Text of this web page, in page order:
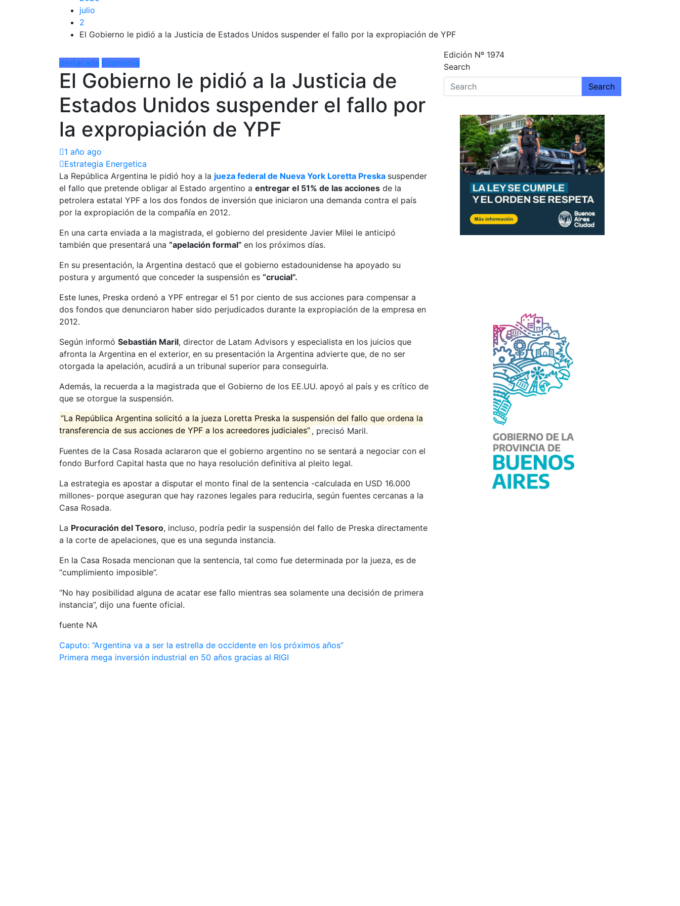
julio
2
El Gobierno le pidió a la Justicia de Estados Unidos suspender el fallo por la expropiación de YPF
destacada Economía
El Gobierno le pidió a la Justicia de
Estados Unidos suspender el fallo por
la expropiación de YPF
1 año ago
Estrategia Energetica
La República Argentina le pidió hoy a la jueza federal de Nueva York Loretta Preska suspender
el fallo que pretende obligar al Estado argentino a entregar el 51% de las acciones de la
petrolera estatal YPF a los dos fondos de inversión que iniciaron una demanda contra el país
por la expropiación de la compañía en 2012.
En una carta enviada a la magistrada, el gobierno del presidente Javier Milei le anticipó
también que presentará una “apelación formal” en los próximos días.
En su presentación, la Argentina destacó que el gobierno estadounidense ha apoyado su
postura y argumentó que conceder la suspensión es “crucial”.
Este lunes, Preska ordenó a YPF entregar el 51 por ciento de sus acciones para compensar a
dos fondos que denunciaron haber sido perjudicados durante la expropiación de la empresa en
2012.
Según informó Sebastián Maril, director de Latam Advisors y especialista en los juicios que
afronta la Argentina en el exterior, en su presentación la Argentina advierte que, de no ser
otorgada la apelación, acudirá a un tribunal superior para conseguirla.
Además, la recuerda a la magistrada que el Gobierno de los EE.UU. apoyó al país y es crítico de
que se otorgue la suspensión.
“La República Argentina solicitó a la jueza Loretta Preska la suspensión del fallo que ordena la
transferencia de sus acciones de YPF a los acreedores judiciales” , precisó Maril.
Fuentes de la Casa Rosada aclararon que el gobierno argentino no se sentará a negociar con el
fondo Burford Capital hasta que no haya resolución definitiva al pleito legal.
La estrategia es apostar a disputar el monto final de la sentencia -calculada en USD 16.000
millones- porque aseguran que hay razones legales para reducirla, según fuentes cercanas a la
Casa Rosada.
La Procuración del Tesoro, incluso, podría pedir la suspensión del fallo de Preska directamente
a la corte de apelaciones, que es una segunda instancia.
En la Casa Rosada mencionan que la sentencia, tal como fue determinada por la jueza, es de
“cumplimiento imposible”.
“No hay posibilidad alguna de acatar ese fallo mientras sea solamente una decisión de primera
instancia”, dijo una fuente oficial.
fuente NA
Navegación
de
Caputo: “Argentina va a ser la estrella de occidente en los próximos años”
Primera mega inversión industrial en 50 años gracias al RIGI
Edición Nº 1974
Search
Search